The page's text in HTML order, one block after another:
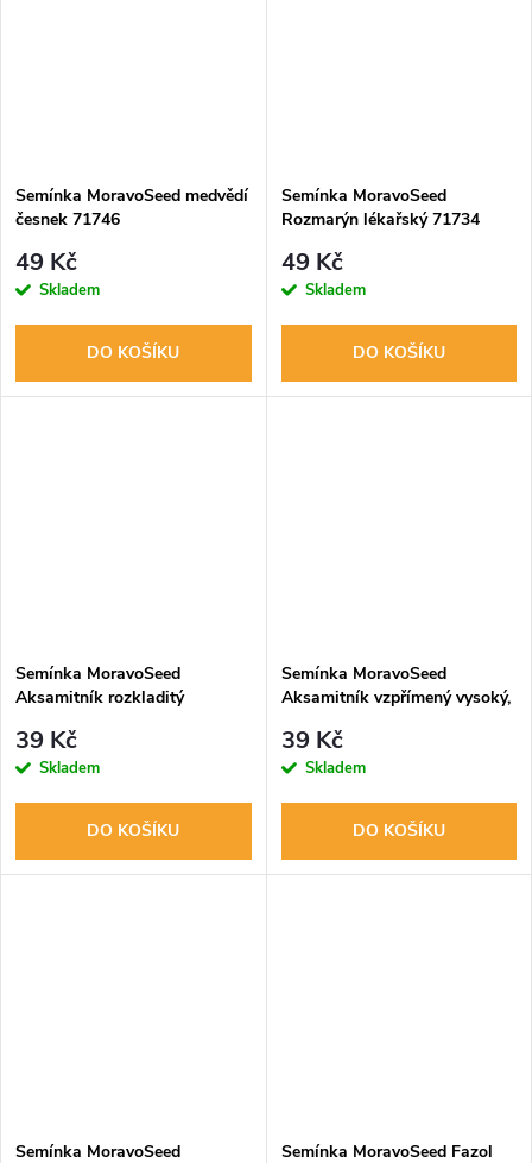
Semínka MoravoSeed medvědí
česnek 71746
49 Kč
Skladem
DO KOŠÍKU
Semínka MoravoSeed
Rozmarýn lékařský 71734
49 Kč
Skladem
DO KOŠÍKU
Semínka MoravoSeed
Aksamitník rozkladitý
03621
39 Kč
Skladem
DO KOŠÍKU
Semínka MoravoSeed
Aksamitník vzpřímený vysoký,
39 Kč
Skladem
DO KOŠÍKU
Semínka MoravoSeed Semínka MoravoSeed Fazol